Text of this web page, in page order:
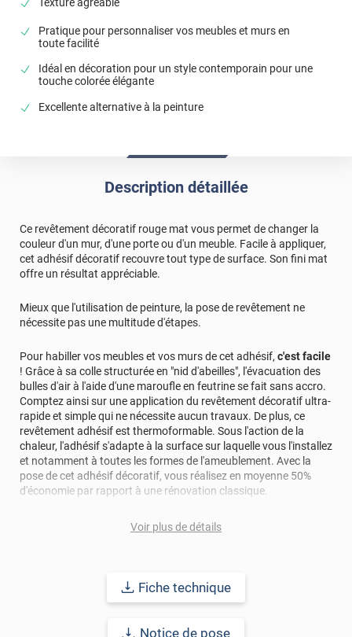
Texture agréable
Pratique pour personnaliser vos meubles et murs en
toute facilité
Idéal en décoration pour un style contemporain pour une
touche colorée élégante
Excellente alternative à la peinture
Description détaillée
Ce revêtement décoratif rouge mat vous permet de changer la
couleur d'un mur, d'une porte ou d'un meuble. Facile à appliquer,
cet adhésif décoratif recouvre tout type de surface. Son fini mat
offre un résultat appréciable.
Mieux que l'utilisation de peinture, la pose de revêtement ne
nécessite pas une multitude d'étapes.
Pour habiller vos meubles et vos murs de cet adhésif, c'est facile
! Grâce à sa colle structurée en "nid d'abeilles", l'évacuation des
bulles d'air à l'aide d'une maroufle en feutrine se fait sans accro.
Comptez ainsi sur une application du revêtement décoratif ultra-
rapide et simple qui ne nécessite aucun travaux. De plus, ce
revêtement adhésif est thermoformable. Sous l'action de la
chaleur, l'adhésif s'adapte à la surface sur laquelle vous l'installez
et notamment à toutes les formes de l'ameublement. Avec la
pose de cet adhésif décoratif, vous réalisez en moyenne 50%
d'économie par rapport à une rénovation classique.
Pour donner une seconde jeunesse à vos murs ou meubles,
imperfections. Classé A+ au test C.O.V et C-s2,d0 au feu, ce
: 10 ans en pose intérieur (anti craquèlement,
Voir plus de détails
Fiche technique
Notice de pose